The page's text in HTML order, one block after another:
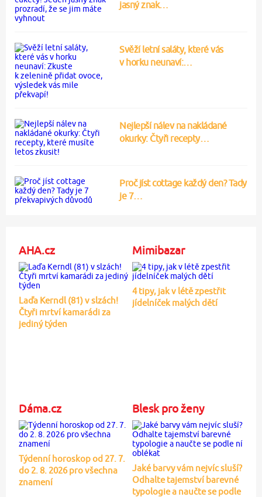
jasný znak…
Svěží letní saláty, které vás
v horku neunaví:…
Nejlepší nálev na nakládané
okurky: Čtyři recepty…
Proč jíst cottage každý den? Tady
je 7…
AHA.cz
Laďa Kerndl (81) v slzách!
Čtyři mrtví kamarádi za
jediný týden
Mimibazar
4 tipy, jak v létě zpestřit
jídelníček malých dětí
Dáma.cz
Týdenní horoskop od 27. 7.
do 2. 8. 2026 pro všechna
znamení
Blesk pro ženy
Jaké barvy vám nejvíc sluší?
Odhalte tajemství barevné
typologie a naučte se podle